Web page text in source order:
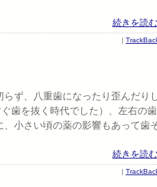
続きを読
|
ず、八重歯になったり歪んだり
歯を抜く時代でした）、左右の歯
小さい頃の薬の影響もあって歯
続きを読
|